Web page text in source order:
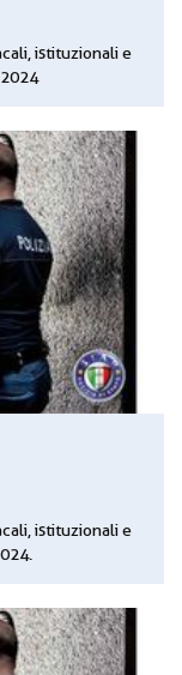
istituzionali e
istituzionali e